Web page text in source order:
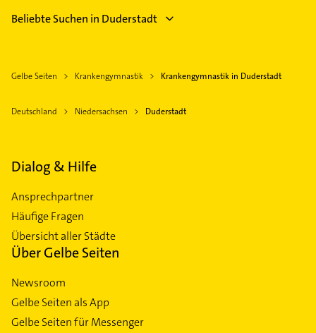
Beliebte Suchen in Duderstadt
Gelbe Seiten Krankengymnastik Krankengymnastik in Duderstadt
Deutschland Niedersachsen Duderstadt
Dialog & Hilfe
Ansprechpartner
Häufige Fragen
Übersicht aller Städte
Über Gelbe Seiten
Newsroom
Gelbe Seiten als App
Gelbe Seiten für Messenger